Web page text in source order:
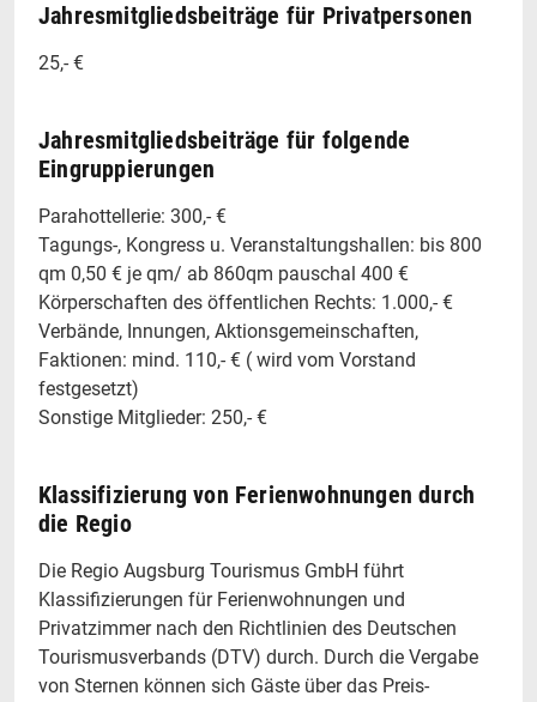
Jahresmitgliedsbeiträge für Privatpersonen
25,- €
Jahresmitgliedsbeiträge für folgende
Eingruppierungen
Parahottellerie: 300,- €
Tagungs-, Kongress u. Veranstaltungshallen: bis 800
qm 0,50 € je qm/ ab 860qm pauschal 400 €
Körperschaften des öffentlichen Rechts: 1.000,- €
Verbände, Innungen, Aktionsgemeinschaften,
Faktionen: mind. 110,- € ( wird vom Vorstand
festgesetzt)
Sonstige Mitglieder: 250,- €
Klassifizierung von Ferienwohnungen durch
die Regio
Die Regio Augsburg Tourismus GmbH führt
Klassifizierungen für Ferienwohnungen und
Privatzimmer nach den Richtlinien des Deutschen
Tourismusverbands (DTV) durch. Durch die Vergabe
von Sternen können sich Gäste über das Preis-